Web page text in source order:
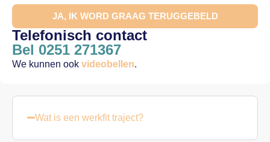
Wat is een werkfit traject?
JA, IK WORD GRAAG TERUGGEBELD
Telefonisch contact
Bel 0251 271367
We kunnen ook videobellen.